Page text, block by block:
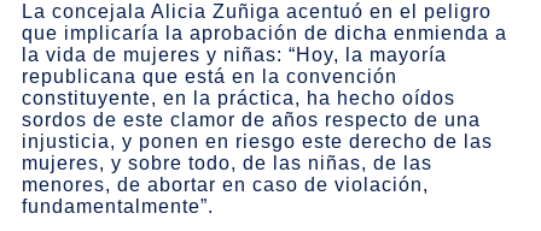
La concejala Alicia Zuñiga acentuó en el peligro
que implicaría la aprobación de dicha enmienda a
la vida de mujeres y niñas: “Hoy, la mayoría
republicana que está en la convención
constituyente, en la práctica, ha hecho oídos
sordos de este clamor de años respecto de una
injusticia, y ponen en riesgo este derecho de las
mujeres, y sobre todo, de las niñas, de las
menores, de abortar en caso de violación,
fundamentalmente”.